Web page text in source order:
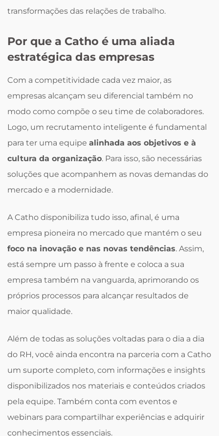
transformações das relações de trabalho.
Por que a Catho é uma aliada
estratégica das empresas
Com a competitividade cada vez maior, as
empresas alcançam seu diferencial também no
modo como compõe o seu time de colaboradores.
Logo, um recrutamento inteligente é fundamental
para ter uma equipe alinhada aos objetivos e à
cultura da organização. Para isso, são necessárias
soluções que acompanhem as novas demandas do
mercado e a modernidade.
A Catho disponibiliza tudo isso, afinal, é uma
empresa pioneira no mercado que mantém o seu
foco na inovação e nas novas tendências. Assim,
está sempre um passo à frente e coloca a sua
empresa também na vanguarda, aprimorando os
próprios processos para alcançar resultados de
maior qualidade.
Além de todas as soluções voltadas para o dia a dia
do RH, você ainda encontra na parceria com a Catho
um suporte completo, com informações e insights
disponibilizados nos materiais e conteúdos criados
pela equipe. Também conta com eventos e
webinars para compartilhar experiências e adquirir
conhecimentos essenciais.